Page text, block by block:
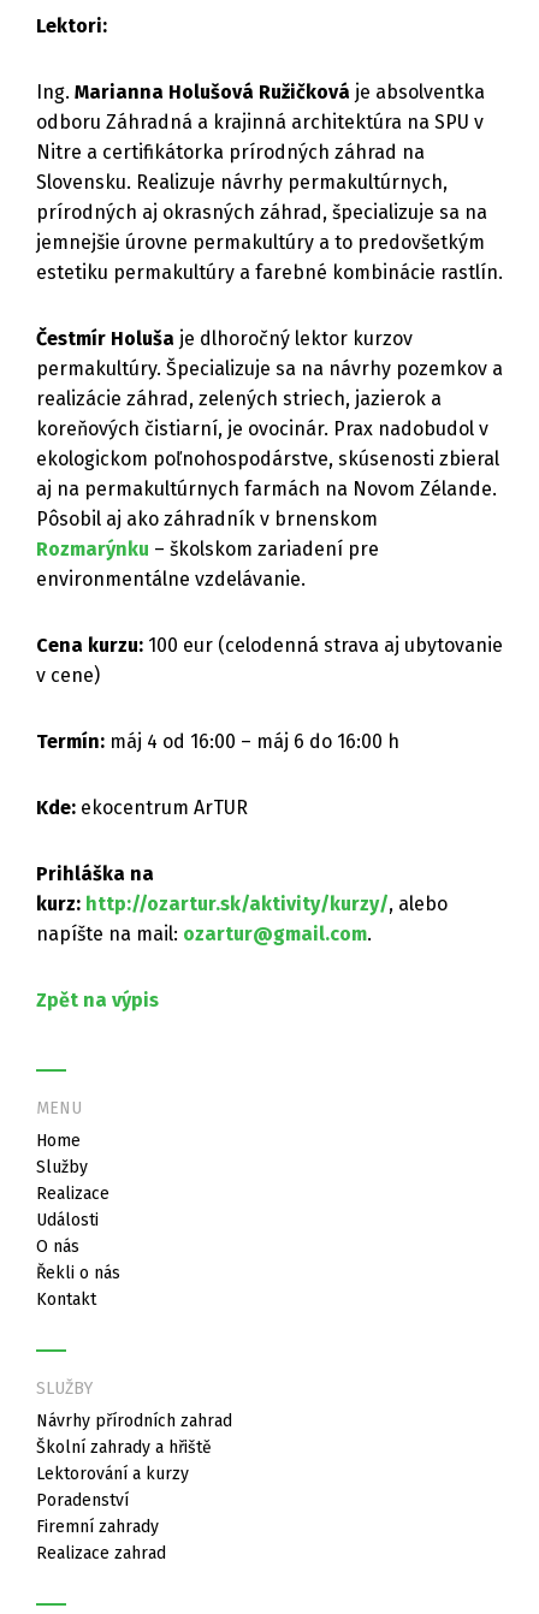
Lektori:
Ing. Marianna Holušová Ružičková je absolventka
odboru Záhradná a krajinná architektúra na SPU v
Nitre a certifikátorka prírodných záhrad na
Slovensku. Realizuje návrhy permakultúrnych,
prírodných aj okrasných záhrad, špecializuje sa na
jemnejšie úrovne permakultúry a to predovšetkým
estetiku permakultúry a farebné kombinácie rastlín.
Čestmír Holuša je dlhoročný lektor kurzov
permakultúry. Špecializuje sa na návrhy pozemkov a
realizácie záhrad, zelených striech, jazierok a
koreňových čistiarní, je ovocinár. Prax nadobudol v
ekologickom poľnohospodárstve, skúsenosti zbieral
aj na permakultúrnych farmách na Novom Zélande.
Pôsobil aj ako záhradník v brnenskom
Rozmarýnku – školskom zariadení pre
environmentálne vzdelávanie.
Cena kurzu: 100 eur (celodenná strava aj ubytovanie
v cene)
Termín: máj 4 od 16:00 – máj 6 do 16:00 h
Kde: ekocentrum ArTUR
Prihláška na
kurz: http://ozartur.sk/aktivity/kurzy/, alebo
napíšte na mail: ozartur@gmail.com.
Zpět na výpis
MENU
Home
Služby
Realizace
Události
O nás
Řekli o nás
Kontakt
SLUŽBY
Návrhy přírodních zahrad
Školní zahrady a hřiště
Lektorování a kurzy
Poradenství
Firemní zahrady
Realizace zahrad